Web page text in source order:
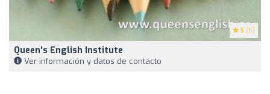
5 (5)
Queen's English Institute
Ver información y datos de contacto